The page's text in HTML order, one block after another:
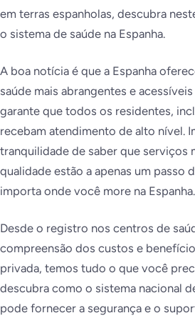
em terras espanholas, descubra
o sistema de saúde na Espanha.
A boa notícia é que a Espanha
saúde mais abrangentes e
garante que todos os residentes,
recebam atendimento de alto nível.
tranquilidade de saber que serviços
qualidade estão a apenas um passo
importa onde você more na Espanha.
Desde o registro nos centros de
compreensão dos custos e
privada, temos tudo o que você
descubra como o sistema nacional
pode fornecer a segurança e o